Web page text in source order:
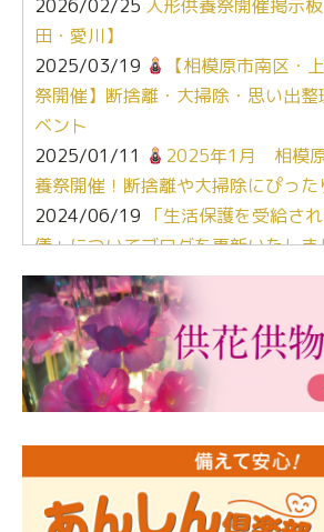
2026/02/25 人形供養祭開催掲示
田・愛川】
2025/03/19
【相模原市南区・
祭開催】断捨離・大掃除・思い出
ベント
2025/01/11
2025年1月 相模
養祭開催！断捨離や大掃除にぴった
2024/06/19 「生活保護を受給さ
儀」についてブログを更新いたしま
2024/03/06【終活なるほど教室
ぶ！はじめてのお葬式」小さな家族
瀬 ご参加ありがとうございました
2024/01/19令和6年能登半島地震
告
人形供養 寄付のご報
2023/12/16終活なるほど教室＠
ス®上鶴間 エンディングノートを